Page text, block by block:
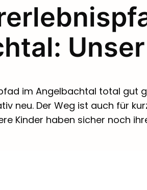
im Angelbachtal total gut
neu. Der Weg ist auch für
Kinder haben sicher noch